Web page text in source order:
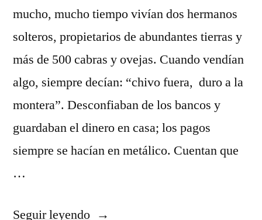
mucho, mucho tiempo vivían dos hermanos
solteros, propietarios de abundantes tierras y
más de 500 cabras y ovejas. Cuando vendían
algo, siempre decían: “chivo fuera, duro a la
montera”. Desconfiaban de los bancos y
guardaban el dinero en casa; los pagos
siempre se hacían en metálico. Cuentan que
…
Seguir leyendo«El